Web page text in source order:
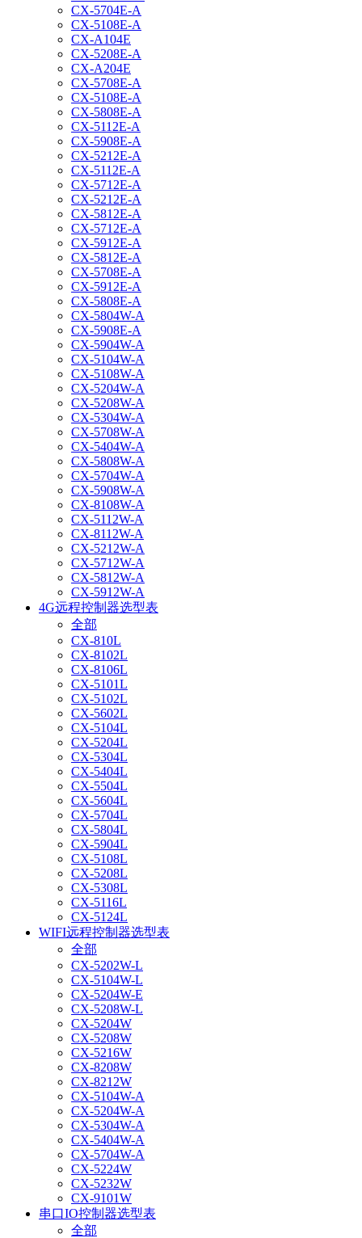
CX-5704E-A
CX-5108E-A
CX-A104E
CX-5208E-A
CX-A204E
CX-5708E-A
CX-5108E-A
CX-5808E-A
CX-5112E-A
CX-5908E-A
CX-5212E-A
CX-5112E-A
CX-5712E-A
CX-5212E-A
CX-5812E-A
CX-5712E-A
CX-5912E-A
CX-5812E-A
CX-5708E-A
CX-5912E-A
CX-5808E-A
CX-5804W-A
CX-5908E-A
CX-5904W-A
CX-5104W-A
CX-5108W-A
CX-5204W-A
CX-5208W-A
CX-5304W-A
CX-5708W-A
CX-5404W-A
CX-5808W-A
CX-5704W-A
CX-5908W-A
CX-8108W-A
CX-5112W-A
CX-8112W-A
CX-5212W-A
CX-5712W-A
CX-5812W-A
CX-5912W-A
4G远程控制器选型表
全部
CX-810L
CX-8102L
CX-8106L
CX-5101L
CX-5102L
CX-5602L
CX-5104L
CX-5204L
CX-5304L
CX-5404L
CX-5504L
CX-5604L
CX-5704L
CX-5804L
CX-5904L
CX-5108L
CX-5208L
CX-5308L
CX-5116L
CX-5124L
WIFI远程控制器选型表
全部
CX-5202W-L
CX-5104W-L
CX-5204W-E
CX-5208W-L
CX-5204W
CX-5208W
CX-5216W
CX-8208W
CX-8212W
CX-5104W-A
CX-5204W-A
CX-5304W-A
CX-5404W-A
CX-5704W-A
CX-5224W
CX-5232W
CX-9101W
串口IO控制器选型表
全部